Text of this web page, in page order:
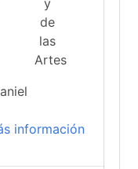
información